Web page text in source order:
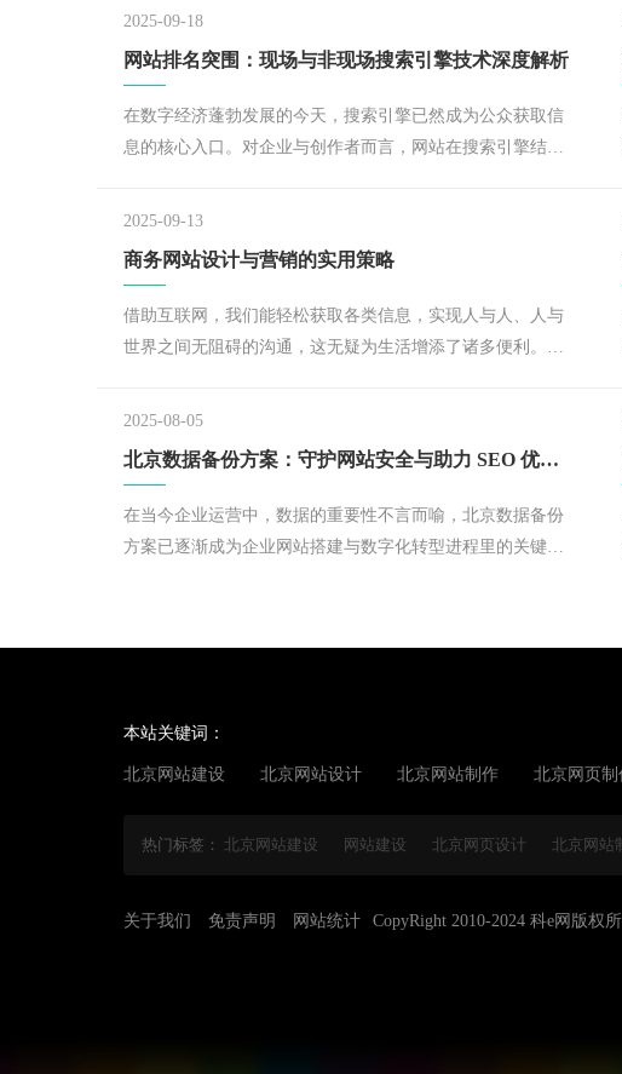
2025-09-18
网站排名突围：现场与非现场搜索引擎技术深度解析
在数字经济蓬勃发展的今天，搜索引擎已然成为公众获取信
息的核心入口。对企业与创作者而言，网站在搜索引擎结果
2025-09-13
商务网站设计与营销的实用策略
借助互联网，我们能轻松获取各类信息，实现人与人、人与
世界之间无阻碍的沟通，这无疑为生活增添了诸多便利。而
2025-08-05
北京数据备份方案：守护网站安全与助力 SEO 优化的关键
在当今企业运营中，数据的重要性不言而喻，北京数据备份
方案已逐渐成为企业网站搭建与数字化转型进程里的关键一
本站关键词：
北京网站建设 北京网站设计 北京网站制作 北京网页制
热门标签： 北京网站建设 网站建设 北京网页设计 北京网站
关于我们 免责声明 网站统计 CopyRight 2010-2024 科e网版权